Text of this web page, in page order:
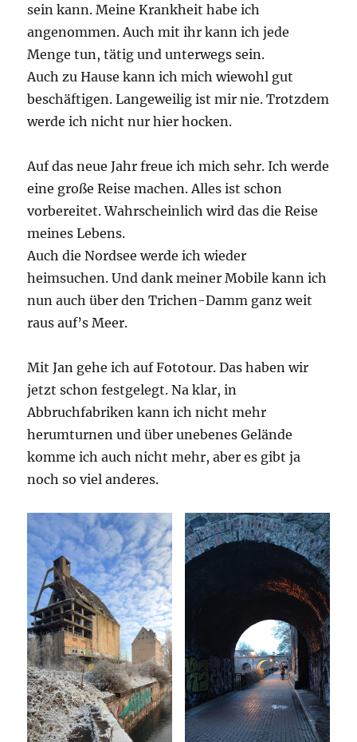
sein kann. Meine Krankheit habe ich
angenommen. Auch mit ihr kann ich jede
Menge tun, tätig und unterwegs sein.
Auch zu Hause kann ich mich wiewohl gut
beschäftigen. Langeweilig ist mir nie. Trotzdem
werde ich nicht nur hier hocken.
Auf das neue Jahr freue ich mich sehr. Ich werde
eine große Reise machen. Alles ist schon
vorbereitet. Wahrscheinlich wird das die Reise
meines Lebens.
Auch die Nordsee werde ich wieder
heimsuchen. Und dank meiner Mobile kann ich
nun auch über den Trichen-Damm ganz weit
raus auf’s Meer.
Mit Jan gehe ich auf Fototour. Das haben wir
jetzt schon festgelegt. Na klar, in
Abbruchfabriken kann ich nicht mehr
herumturnen und über unebenes Gelände
komme ich auch nicht mehr, aber es gibt ja
noch so viel anderes.